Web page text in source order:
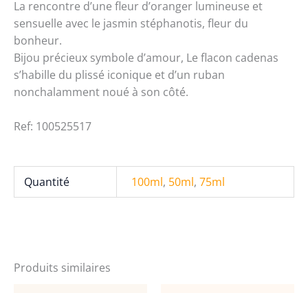
de
Parfum
La rencontre d’une fleur d’oranger lumineuse et
sensuelle avec le jasmin stéphanotis, fleur du
bonheur.
Bijou précieux symbole d’amour, Le flacon cadenas
s’habille du plissé iconique et d’un ruban
nonchalamment noué à son côté.
Ref: 100525517
Quantité 100ml, 50ml,75ml
Produits similaires